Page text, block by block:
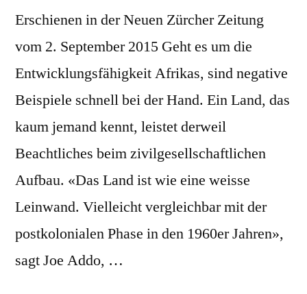
Erschienen in der Neuen Zürcher Zeitung
vom 2. September 2015 Geht es um die
Entwicklungsfähigkeit Afrikas, sind negative
Beispiele schnell bei der Hand. Ein Land, das
kaum jemand kennt, leistet derweil
Beachtliches beim zivilgesellschaftlichen
Aufbau. «Das Land ist wie eine weisse
Leinwand. Vielleicht vergleichbar mit der
postkolonialen Phase in den 1960er Jahren»,
sagt Joe Addo, …